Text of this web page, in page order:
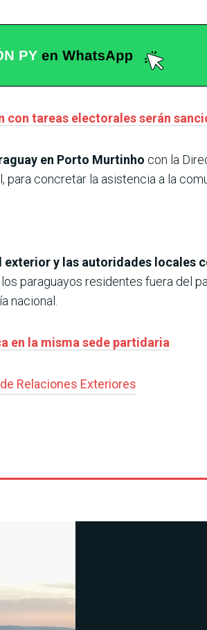
con tareas electorales serán
en Porto Murtinho con la
concretar la asistencia a la
y las autoridades locales
paraguayos residentes fuera del
nacional.
en la misma sede partidaria
Relaciones Exteriores